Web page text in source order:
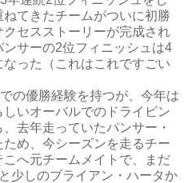
てきたチームがついに初勝
セスストーリーが完成され
サーの2位フィニッシュは4
った（これはこれですごい
の優勝経験を持つが、今年は
いオーバルでのドライビン
去年走っていたパンサー・
め、今シーズンを走るチー
へ元チームメイトで、まだ
少しのブライアン・ハータか